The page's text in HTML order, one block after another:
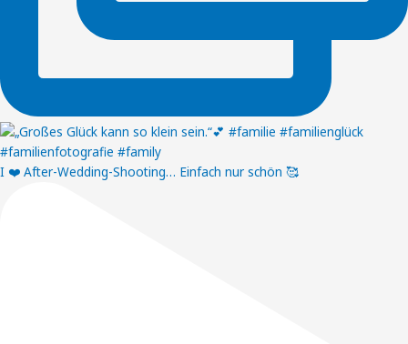
I ❤️ After-Wedding-Shooting… Einfach nur schön 🥰